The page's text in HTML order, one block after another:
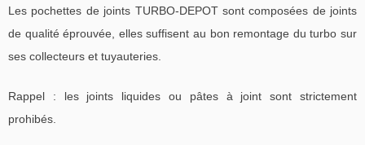
Les pochettes de joints TURBO-DEPOT sont composées de joints
de qualité éprouvée, elles suffisent au bon remontage du turbo sur
ses collecteurs et tuyauteries.
Rappel : les joints liquides ou pâtes à joint sont strictement
prohibés.